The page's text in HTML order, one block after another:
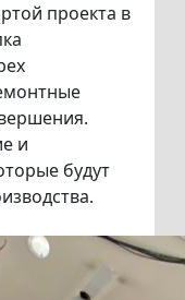
проекта в
и
будут